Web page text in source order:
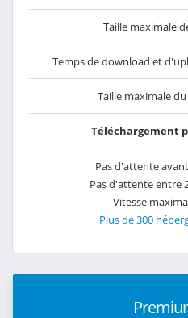
Taille maximale
Temps de download et
Taille maximale
Téléchargement
Pas d'attente
Pas d'attente entre
Vitesse
Plus de 300